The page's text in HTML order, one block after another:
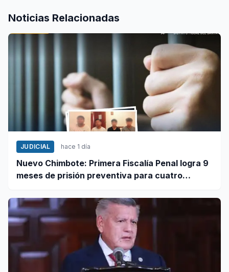
Noticias Relacionadas
JUDICIAL hace 1 día
Nuevo Chimbote: Primera Fiscalía Penal logra 9
meses de prisión preventiva para cuatro